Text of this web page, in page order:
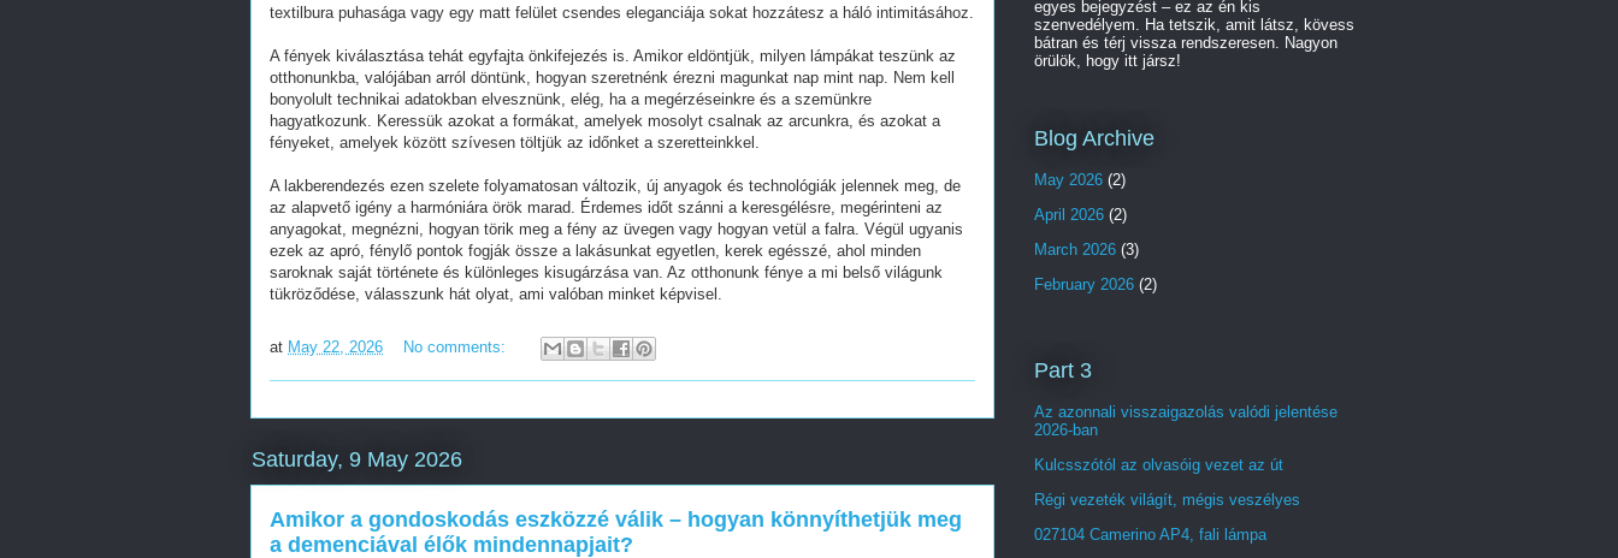
textilbura puhasága vagy egy matt felület csendes eleganciája sokat hozzátesz a háló intimitásához.
A fények kiválasztása tehát egyfajta önkifejezés is. Amikor eldöntjük, milyen lámpákat teszünk az
otthonunkba, valójában arról döntünk, hogyan szeretnénk érezni magunkat nap mint nap. Nem kell
bonyolult technikai adatokban elvesznünk, elég, ha a megérzéseinkre és a szemünkre
hagyatkozunk. Keressük azokat a formákat, amelyek mosolyt csalnak az arcunkra, és azokat a
fényeket, amelyek között szívesen töltjük az időnket a szeretteinkkel.
A lakberendezés ezen szelete folyamatosan változik, új anyagok és technológiák jelennek meg, de
az alapvető igény a harmóniára örök marad. Érdemes időt szánni a keresgélésre, megérinteni az
anyagokat, megnézni, hogyan törik meg a fény az üvegen vagy hogyan vetül a falra. Végül ugyanis
ezek az apró, fénylő pontok fogják össze a lakásunkat egyetlen, kerek egésszé, ahol minden
saroknak saját története és különleges kisugárzása van. Az otthonunk fénye a mi belső világunk
tükröződése, válasszunk hát olyat, ami valóban minket képvisel.
at May 22, 2026 No comments:
Saturday, 9 May 2026
Amikor a gondoskodás eszközzé válik – hogyan könnyíthetjük meg
a demenciával élők mindennapjait?
egyes bejegyzést – ez az én kis
szenvedélyem. Ha tetszik, amit látsz, kövess
bátran és térj vissza rendszeresen. Nagyon
örülök, hogy itt jársz!
Blog Archive
May 2026 (2)
April 2026 (2)
March 2026 (3)
February 2026 (2)
Part 3
Az azonnali visszaigazolás valódi jelentése
2026-ban
Kulcsszótól az olvasóig vezet az út
Régi vezeték világít, mégis veszélyes
027104 Camerino AP4, fali lámpa